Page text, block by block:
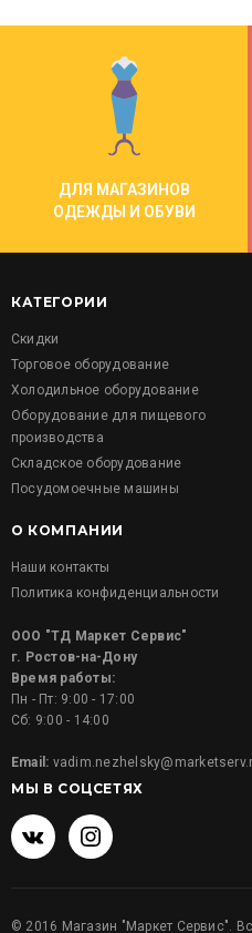
ДЛЯ МАГАЗИНОВ
ОДЕЖДЫ И ОБУВИ
КАТЕГОРИИ
Скидки
Торговое оборудование
Холодильное оборудование
Оборудование для пищевого
производства
Складское оборудование
Посудомоечные машины
О КОМПАНИИ
Наши контакты
Политика конфиденциальности
ООО "ТД Маркет Сервис"
г. Ростов-на-Дону
Время работы:
Пн - Пт: 9:00 - 17:00
Сб: 9:00 - 14:00
Email:
МЫ В СОЦСЕТЯХ
© 2016 Магазин "Маркет Сервис".